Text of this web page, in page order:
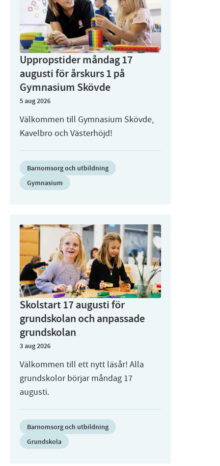
Uppropstider måndag 17
augusti för årskurs 1 på
Gymnasium Skövde
5 aug 2026
Välkommen till Gymnasium Skövde,
Kavelbro och Västerhöjd!
Barnomsorg och utbildning
Gymnasium
Skolstart 17 augusti för
grundskolan och anpassade
grundskolan
3 aug 2026
Välkommen till ett nytt läsår! Alla
grundskolor börjar måndag 17
augusti.
Barnomsorg och utbildning
Grundskola